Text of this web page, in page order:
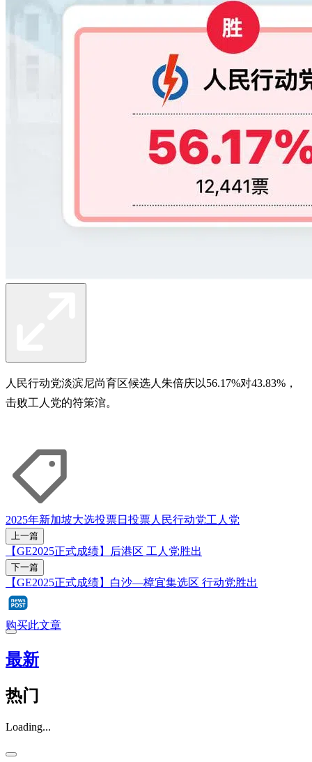
人民行动党淡滨尼尚育区候选人朱倍庆以56.17%对43.83%，
击败工人党的符策涫。
2025年新加坡大选投票日 投票人民行动党工人党
上一篇
【GE2025正式成绩】后港区 工人党胜出
下一篇
【GE2025正式成绩】白沙—樟宜集选区 行动党胜出
购买此文章
最新
热门
Loading...